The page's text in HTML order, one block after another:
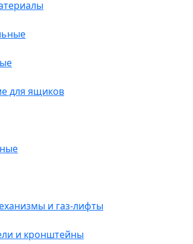
для ящиков
и газ-лифты
и кронштейны